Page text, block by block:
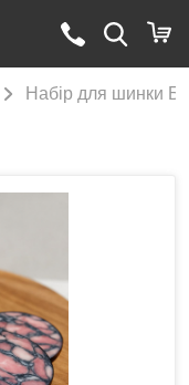
Набір для шинки